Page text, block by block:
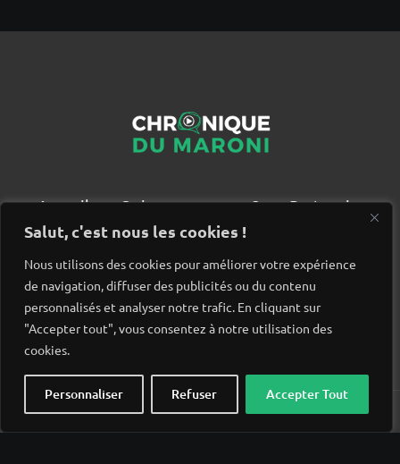
Salut, c'est nous les cookies !
Nous utilisons des cookies pour améliorer votre expérience
de navigation, diffuser des publicités ou du contenu
personnalisés et analyser notre trafic. En cliquant sur
"Accepter tout", vous consentez à notre utilisation des
cookies.
Personnaliser Refuser Accepter Tout
Accueil Qui sommes nous ?
Partenaires
Contact